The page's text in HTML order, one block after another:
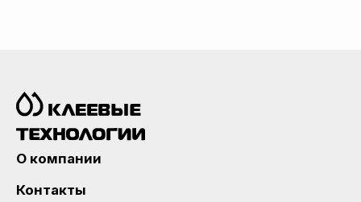
О компании
Контакты